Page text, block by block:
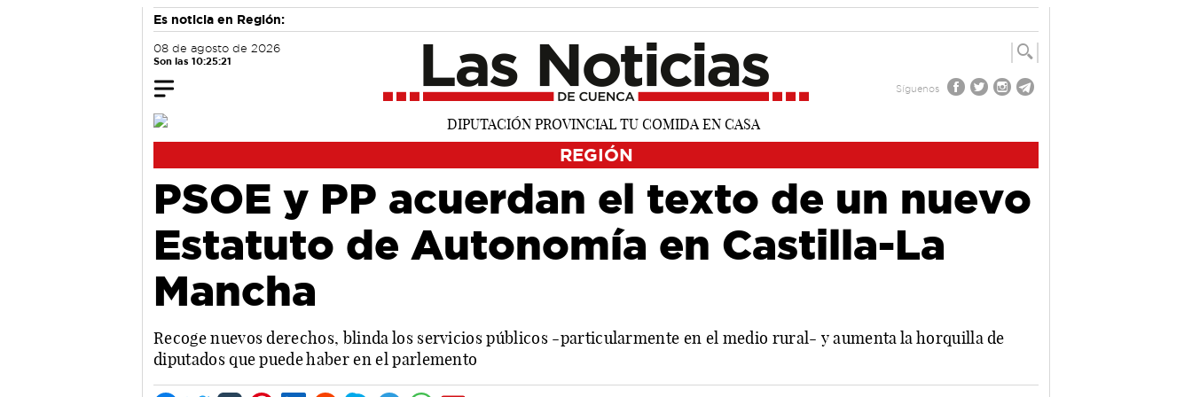
Es noticia en Región:
08 de agosto de 2026
Son las 10:25:22
Síguenos
REGIÓN
PSOE y PP acuerdan el texto de un nuevo
Estatuto de Autonomía en Castilla-La
Mancha
Recoge nuevos derechos, blinda los servicios públicos -particularmente en el medio rural- y aumenta la horquilla de
diputados que puede haber en el parlemento